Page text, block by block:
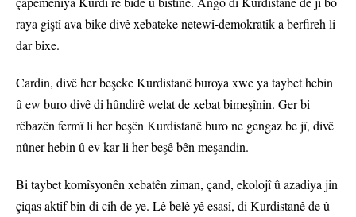
raya giştî ava bike divê xebateke netewî-demokratîk a berfireh li
dar bixe.
Cardin, divê her beşeke Kurdistanê buroya xwe ya taybet hebin
û ew buro divê di hûndirê welat de xebat bimeşînin. Ger bi
rêbazên fermî li her beşên Kurdistanê buro ne gengaz be jî, divê
nûner hebin û ev kar li her beşê bên meşandin.
Bi taybet komîsyonên xebatên ziman, çand, ekolojî û azadiya jin
çiqas aktîf bin di cih de ye. Lê belê yê esasî, di Kurdistanê de û